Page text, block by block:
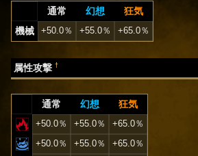
通常 幻想
狂気
機械
+50.0％ +55.0％ +65.0％
属性攻撃†
通常 幻想 狂気
+50.0％ +55.0％
+65.0％
+50.0％
+55.0％
+65.0％